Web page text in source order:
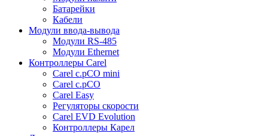
Батарейки
Кабели
Модули ввода-вывода
Модули RS-485
Модули Ethernet
Контроллеры Carel
Carel c.pCO mini
Carel c.pCO
Carel Easy
Регуляторы скорости
Carel EVD Evolution
Контроллеры Карел